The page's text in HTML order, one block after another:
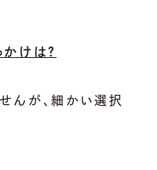
けは？
んが、細かい選択